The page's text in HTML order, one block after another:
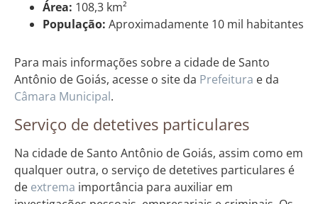
Área: 108,3 km²
População: Aproximadamente 10 mil habitantes
Para mais informações sobre a cidade de Santo
Antônio de Goiás, acesse o site da Prefeitura e da
Câmara Municipal.
Serviço de detetives particulares
Na cidade de Santo Antônio de Goiás, assim como em
qualquer outra, o serviço de detetives particulares é
de extrema importância para auxiliar em